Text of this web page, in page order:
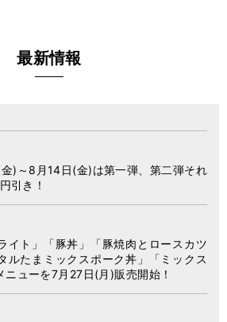
最新情報
金)～8月14日(金)は第一弾、第二弾それ
引き！
イト」「豚丼」「豚焼肉とロースカツ
ルたまミックスポーク丼」「ミックス
ューを7月27日(月)販売開始！